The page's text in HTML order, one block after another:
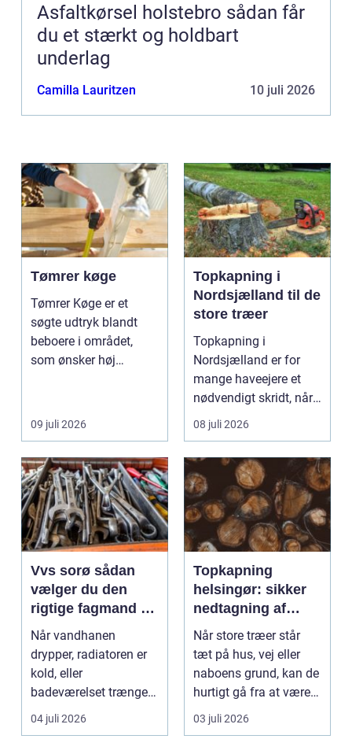
Asfaltkørsel holstebro sådan får
du et stærkt og holdbart
underlag
Camilla Lauritzen 10 juli 2026
Tømrer køge
Tømrer Køge er et
søgte udtryk blandt
beboere i området,
som ønsker høj
09 juli 2026
Topkapning i
Nordsjælland til de
store træer
Topkapning i
Nordsjælland er for
mange haveejere et
nødvendigt skridt, når
store ...
08 juli 2026
Vvs sorø sådan
vælger du den
rigtige fagmand til
vand, varme og
energi
Når vandhanen
drypper, radiatoren er
kold, eller
badeværelset trænger
til en gennemgribende
renoveri...
04 juli 2026
Topkapning
helsingør: sikker
nedtagning af
store og
besværlige træer
Når store træer står
tæt på hus, vej eller
naboens grund, kan de
hurtigt gå fra at være
smukke til a...
03 juli 2026